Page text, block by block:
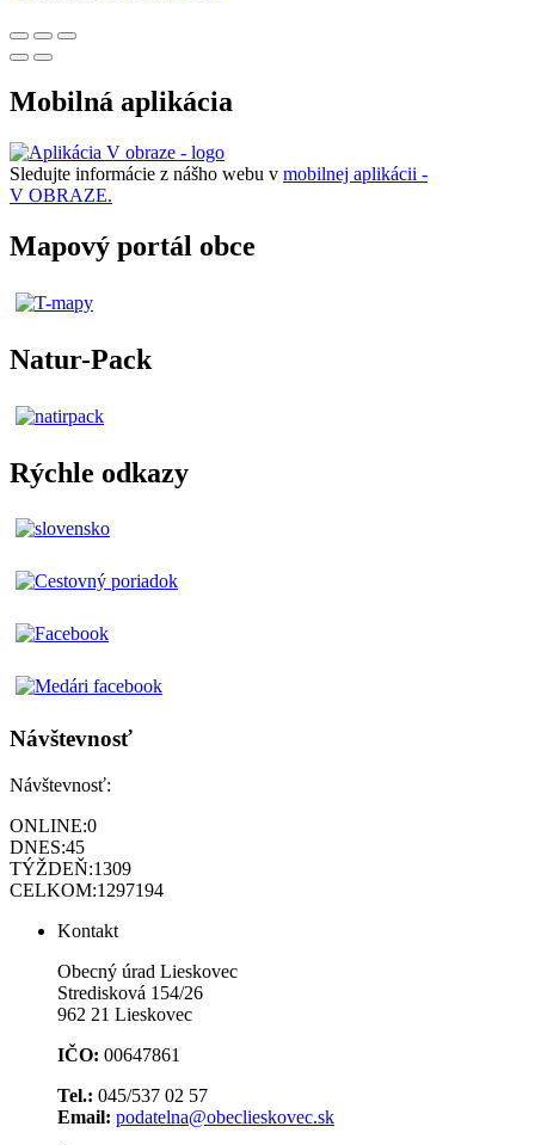
Mobilná aplikácia
Sledujte informácie z nášho webu v mobilnej aplikácii -
V OBRAZE.
Mapový portál obce
Natur-Pack
Rýchle odkazy
Návštevnosť
Návštevnosť:
ONLINE:0
DNES:45
TÝŽDEŇ:1309
CELKOM:1297194
Kontakt
Obecný úrad Lieskovec
Stredisková 154/26
962 21 Lieskovec
IČO: 00647861
Tel.: 045/537 02 57
Email: podatelna@obeclieskovec.sk